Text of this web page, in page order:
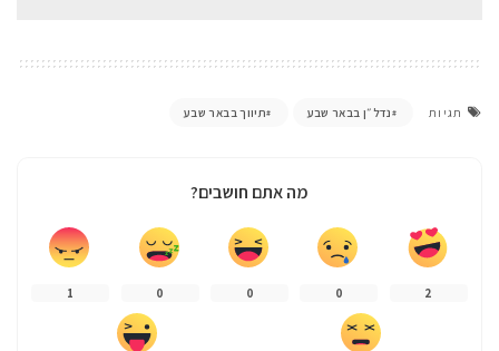
תגיות נדל״ן בבאר שבע תיווך בבאר שבע
מה אתם חושבים?
2
0
0
0
1